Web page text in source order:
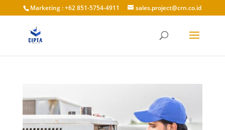
Marketing : +62 851-5754-4911 sales.project@crn.co.id